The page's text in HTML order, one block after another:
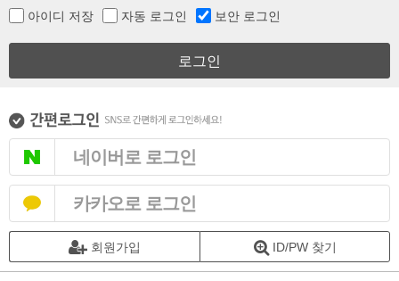
아이디 저장 자동 로그인 보안 로그인
로그인
네이버로 로그인
카카오로 로그인
회원가입 ID/PW 찾기